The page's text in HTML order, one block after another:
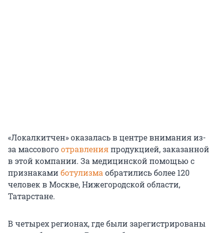
«Локалкитчен» оказалась в центре внимания из-
за массовогоотравленияпродукцией, заказанной
в этой компании. За медицинской помощью с
признакамиботулизма обратились более 120
человек в Москве, Нижегородской области,
Татарстане.
В четырех регионах, где были зарегистрированы